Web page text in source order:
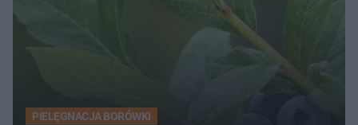
PIELĘGNACJA BORÓWKI